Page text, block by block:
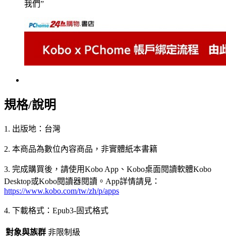
我們”
規格/說明
1. 出版地：台灣
2. 本商品為數位內容商品，非實體紙本書籍
3. 完成購買後，請使用Kobo App、Kobo桌面閱讀軟體Kobo
Desktop或Kobo閱讀器閱讀。App詳情請見：
https://www.kobo.com/tw/zh/p/apps
4. 下載格式：Epub3-固式格式
對象與族群 非限制級